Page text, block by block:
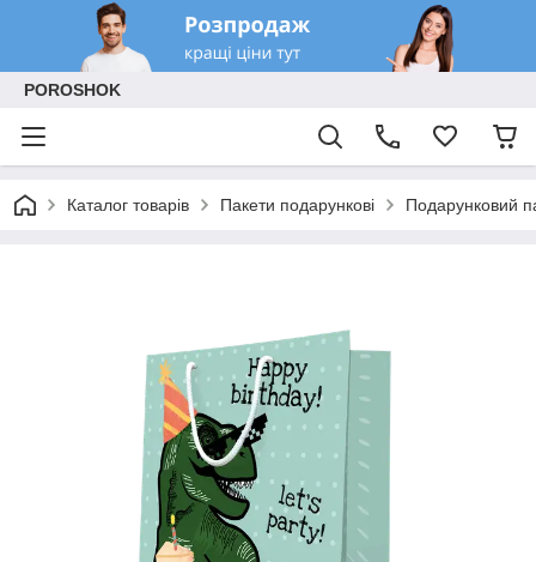
POROSHOK
Каталог товарів Пакети подарункові Подарунковий